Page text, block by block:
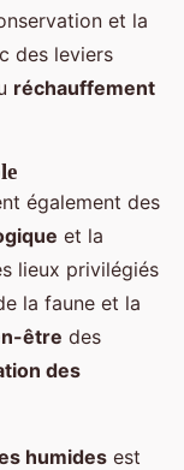
et la
des leviers
réchauffement
également des
et la
lieux privilégiés
la faune et la
être des
des
humides est